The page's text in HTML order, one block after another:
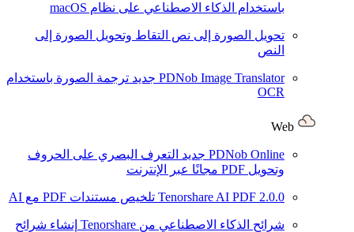
باستخدام الذكاء الاصطناعي على نظام macOS
تحويل الصورة إلى نص التقاط وتحويل الصورة إلى
النص
PDNob Image Translator جديد ترجمة الصورة باستخدام
OCR
PDNob Online جديد التعرف البصري على الحروف
وتحويل PDF مجانًا عبر الإنترنت
Tenorshare AI PDF 2.0.0 تلخيص مستندات PDF مع AI
شرائح الذكاء الاصطناعي من Tenorshare
إنشاء شرائح